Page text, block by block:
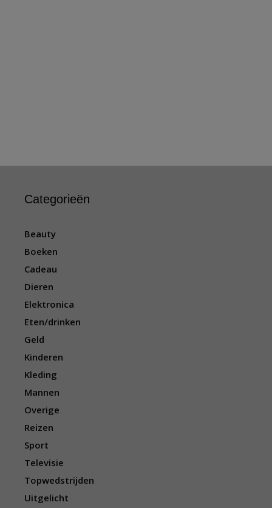
Categorieën
Beauty
Boeken
Cadeau
Dieren
Elektronica
Eten/drinken
Geld
Kinderen
Kleding
Mannen
Overige
Reizen
Sport
Televisie
Topwedstrijden
Uitgelicht